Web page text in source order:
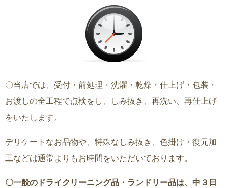
〇当店では、受付・前処理・洗濯・乾燥・仕上げ・包装・
お渡しの全工程で点検をし、しみ抜き、再洗い、再仕上げ
をいたします。
デリケートなお品物や、特殊なしみ抜き、色掛け・復元加
工などは通常よりもお時間をいただいております。
〇一般のドライクリーニング品・ランドリー品は、中３日